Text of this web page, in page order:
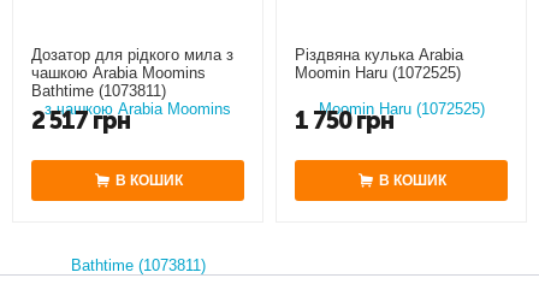
Дозатор для рідкого мила з
чашкою Arabia Moomins
Bathtime (1073811)
2 517грн
В КОШИК
Різдвяна кулька Arabia
Moomin Haru (1072525)
1 750 грн
В КОШИК